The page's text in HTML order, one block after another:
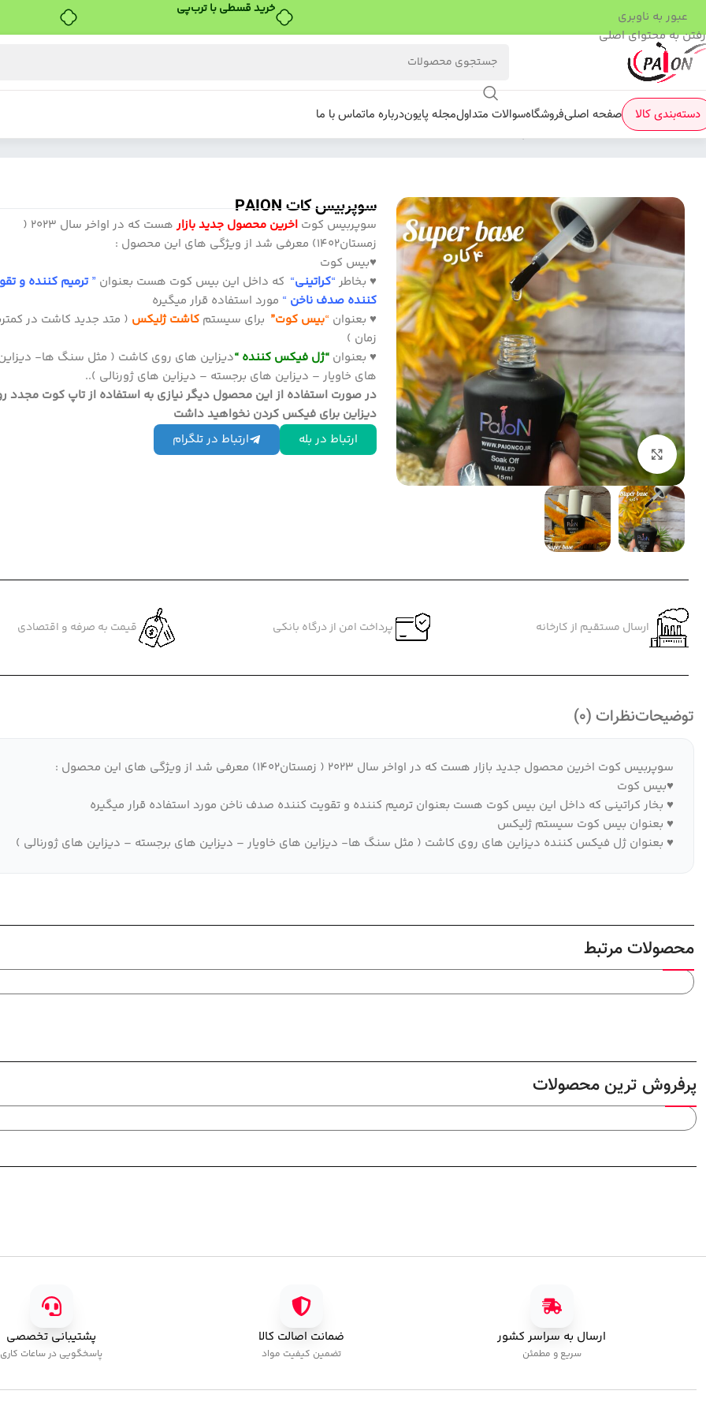
عبور به ناوبری
رفتن به محتوای اصلی
دسته‌بندی کالا صفحه اصلیفروشگاهسوالات متداولمجله پایوندرباره ماتماس با ما
فروشگاه /
بزرگنمایی تصویر
سوپربیس کات PAION
سوپربیس کوت اخرین محصول جدید بازار
هست که در اواخر سال 2023 (
زمستان1402) معرفی شد از ویژگی های این محصول :
♥بیس کوت
♥ بخاطر “کراتینی“ که داخل این بیس کوت هست بعنوان ” ترمیم کننده و
کننده صدف ناخن “ مورد استفاده قرار میگیره
♥ بعنوان “بیس کوت” برای سیستم کاشت ژلیکس ( متد جدید کاشت در
زمان )
♥ بعنوان “ژل فیکس کننده “دیزاین های روی کاشت ( مثل سنگ ها-
های خاویار – دیزاین های برجسته – دیزاین های ژورنالی )..
در صورت استفاده از این محصول دیگر نیازی به استفاده از تاپ کوت مجدد
دیزاین برای فیکس کردن نخواهید داشت
ارتباط در بله
ارتباط در تلگرام
ارسال مستقیم از کارخانه پرداخت امن از درگاه بانکی قیمت به صرفه و اقتصادی
توضیحاتنظرات (0)
سوپربیس کوت اخرین محصول جدید بازار هست که در اواخر سال 2023 ( زمستان1402) معرفی شد از ویژگی های این محصول :
♥بیس کوت
♥ بخار کراتینی که داخل این بیس کوت هست بعنوان ترمیم کننده و تقویت کننده صدف ناخن مورد استفاده قرار میگیره
♥ بعنوان بیس کوت سیستم ژلیکس
♥ بعنوان ژل فیکس کننده دیزاین های روی کاشت ( مثل سنگ ها- دیزاین های خاویار – دیزاین های برجسته – دیزاین های ژورنالی )
محصولات مرتبط
پرفروش ترین محصولات
ارسال به سراسر کشور
سریع و مطمئن
ضمانت اصالت کالا
تضمین کیفیت مواد
پشتیبانی تخصصی
پاسخگویی در ساعات کاری